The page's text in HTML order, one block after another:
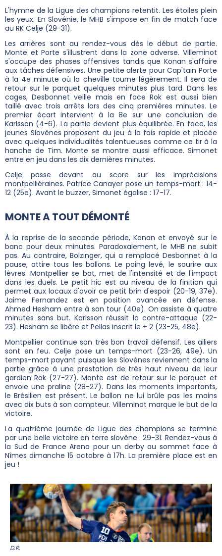
L'hymne de la Ligue des champions retentit. Les étoiles plein
les yeux. En Slovénie, le MHB s'impose en fin de match face
au RK Celje (29-31).
Les arrières sont au rendez-vous dès le début de partie.
Monte et Porte s'illustrent dans la zone adverse. Villeminot
s'occupe des phases offensives tandis que Konan s'affaire
aux tâches défensives. Une petite alerte pour Cap'tain Porte
à la 4e minute où la cheville tourne légèrement. Il sera de
retour sur le parquet quelques minutes plus tard. Dans les
cages, Desbonnet veille mais en face Rok est aussi bien
taillé avec trois arrêts lors des cinq premières minutes. Le
premier écart intervient à la 8e sur une conclusion de
Karlsson (4-6). La partie devient plus équilibrée. En face, les
jeunes Slovènes proposent du jeu à la fois rapide et placée
avec quelques individualités talentueuses comme ce tir à la
hanche de Tim. Monte se montre aussi efficace. Simonet
entre en jeu dans les dix dernières minutes.
Celje passe devant au score sur les imprécisions
montpelliéraines. Patrice Canayer pose un temps-mort : 14-
12 (25e). Avant le buzzer, Simonet égalise : 17-17.
MONTE A TOUT DÉMONTÉ
À la reprise de la seconde période, Konan et envoyé sur le
banc pour deux minutes. Paradoxalement, le MHB ne subit
pas. Au contraire, Bolzinger, qui a remplacé Desbonnet à la
pause, attire tous les ballons. Le poing levé, le sourire aux
lèvres. Montpellier se bat, met de l'intensité et de l'impact
dans les duels. Le petit hic est au niveau de la finition qui
permet aux locaux d'avoir ce petit brin d'espoir (20-19, 37e).
Jaime Fernandez est en position avancée en défense.
Ahmed Hesham entre à son tour (40e). On assiste à quatre
minutes sans but. Karlsson réussit la contre-attaque (22-
23). Hesham se libère et Pellas inscrit le + 2 (23-25, 48e).
Montpellier continue son très bon travail défensif. Les ailiers
sont en feu. Celje pose un temps-mort (23-26, 49e). Un
temps-mort payant puisque les Slovènes reviennent dans la
partie grâce à une prestation de très haut niveau de leur
gardien Rok (27-27). Monte est de retour sur le parquet et
envoie une praline (28-27). Dans les moments importants,
le Brésilien est présent. Le ballon ne lui brûle pas les mains
avec dix buts à son compteur. Villeminot marque le but de la
victoire.
La quatrième journée de Ligue des champions se termine
par une belle victoire en terre slovène : 29-31. Rendez-vous à
la Sud de France Arena pour un derby au sommet face à
Nîmes dimanche 15 octobre à 17h. La première place est en
jeu !
D.R.